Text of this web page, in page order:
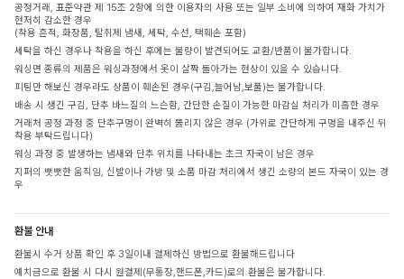
공정거래, 표준약관 제 15조 2항에 의한 이용자의 사용 또는 일부 소비에 의하여 재화 가치가
현저히 감소한 경우
(착용 흔적, 화장품, 탈취제 냄새, 세탁, 수선, 택훼손 포함)
세탁을 하신 경우나 착용을 하신 후에는 불량이 발견되어도 교환/반품이 불가합니다.
워싱면 종류의 제품은 워싱과정에서 옷이 살짝 돌아가는 현상이 있을 수 있습니다.
피팅만 해보신 경우라도 상품이 훼손된 경우(구김,늘어남,보풀)는 불가합니다.
배송 시 생긴 구김, 단추 바느질의 느슨함, 간단한 손질이 가능한 마감실 처리가 미흡한 경우
거래처 공정 과정 중 단추구멍이 완벽히 뚫리지 않은 경우 (가위로 간단하게 구멍을 내주신 뒤
착용 부탁드립니다)
워싱 과정 중 발생하는 냄새와 단추 위치를 나타내는 초크 자국이 남은 경우
지퍼의 뻣뻣한 움직임, 신발이나 가방 및 소품 마감 처리에서 생긴 소량의 본드 자국이 있는 경
우
환불 안내
환불시 수거 상품 확인 후 3일이내 결제하신 방법으로 환불해드립니다
예치금으로 환불 시 다시 원결제(무통장,핸드폰,카드)로의 환불은 불가합니다.